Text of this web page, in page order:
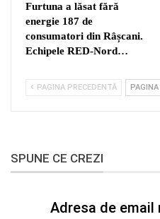
Furtuna a lăsat fără
energie 187 de
consumatori din Râșcani.
Echipele RED-Nord…
PAGINA PRECEDENTĂ
SPUNE CE CREZI
Adresa de email